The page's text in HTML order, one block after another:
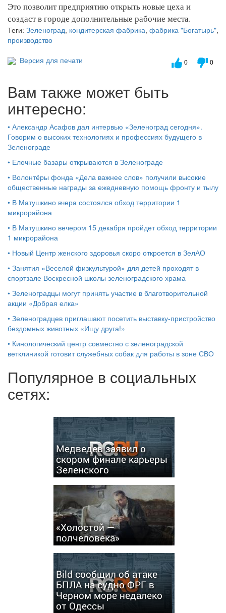
Это позволит предприятию открыть новые цеха и
создаст в городе дополнительные рабочие места.
Теги: Зеленоград, кондитерская фабрика, фабрика "Богатырь",
производство
Версия для печати
0 0
Вам также может быть
интересно:
• Александр Асафов дал интервью «Зеленоград сегодня».
Говорим о высоких технологиях и профессиях будущего в
Зеленограде
• Елочные базары открываются в Зеленограде
• Волонтёры фонда «Дела важнее слов» получили высокие
общественные награды за ежедневную помощь фронту и тылу
• В Матушкино вчера состоялся обход территории 1
микрорайона
• В Матушкино вечером 15 декабря пройдет обход территории
1 микрорайона
• Новый Центр женского здоровья скоро откроется в ЗелАО
• Занятия «Веселой физкультурой» для детей проходят в
спортзале Воскресной школы зеленоградского храма
• Зеленоградцы могут принять участие в благотворительной
акции «Добрая елка»
• Зеленоградцев приглашают посетить выставку-пристройство
бездомных животных «Ищу друга!»
• Кинологический центр совместно с зеленоградской
ветклиникой готовит служебных собак для работы в зоне СВО
Популярное в социальных
сетях:
Медведев заявил о
скором финале карьеры
Зеленского
«Холостой —
полчеловека»
Bild сообщил об атаке
БПЛА на судно ФРГ в
Черном море недалеко
от Одессы